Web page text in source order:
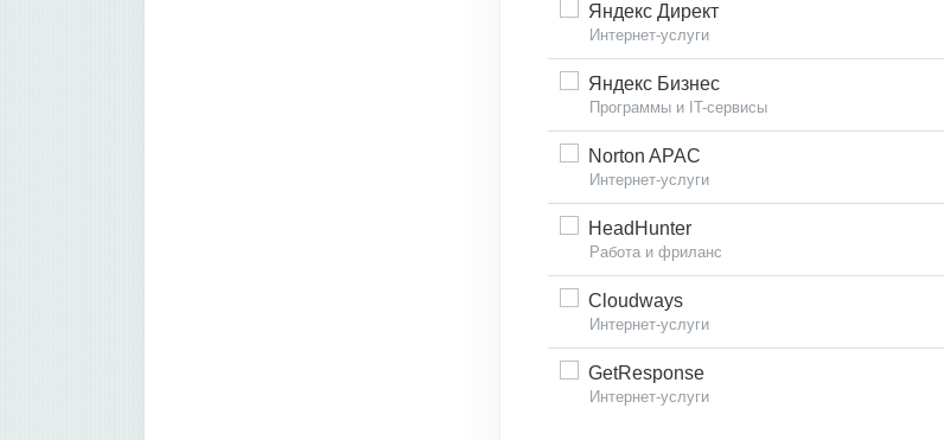
Яндекс Директ
Интернет-услуги
Яндекс Бизнес
Программы и IT-сервисы
Norton APAC
Интернет-услуги
HeadHunter
Работа и фриланс
Cloudways
Интернет-услуги
GetResponse
Интернет-услуги